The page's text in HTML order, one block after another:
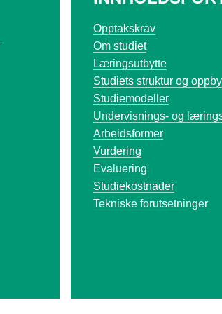
Opptakskrav
Om studiet
Læringsutbytte
Studiets struktur og
Studiemodeller
Undervisnings- og
Arbeidsformer
Vurdering
Evaluering
Studiekostnader
Tekniske forutsetninger